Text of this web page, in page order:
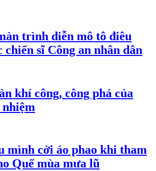
trình diễn mô tô điêu
chiến sĩ Công an nhân dân
khí công, công phá của
nhiệm
mình cởi áo phao khi tham
Quế mùa mưa lũ